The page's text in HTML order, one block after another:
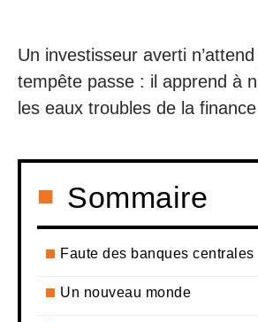
Un investisseur averti
tempête passe : il apprend à
les eaux troubles de la
Sommaire
Faute des banques centrales
Un nouveau monde